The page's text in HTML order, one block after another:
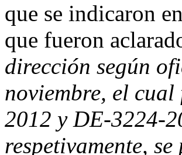
que se indicaron
que fueron
dirección según
noviembre, el
2012 y DE-3224-
respetivamente,